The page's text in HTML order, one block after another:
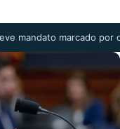
mandato marcado